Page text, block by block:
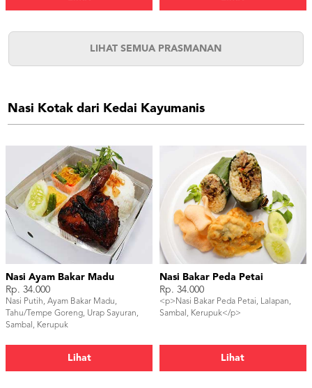
LIHAT SEMUA PRASMANAN
Nasi Kotak dari Kedai Kayumanis
Nasi Ayam Bakar Madu
Rp. 34.000
Nasi Putih, Ayam Bakar Madu,
Tahu/Tempe Goreng, Urap Sayuran,
Sambal, Kerupuk
Lihat
Nasi Bakar Peda Petai
Rp. 34.000
<p>Nasi Bakar Peda Petai, Lalapan,
Sambal, Kerupuk</p>
Lihat